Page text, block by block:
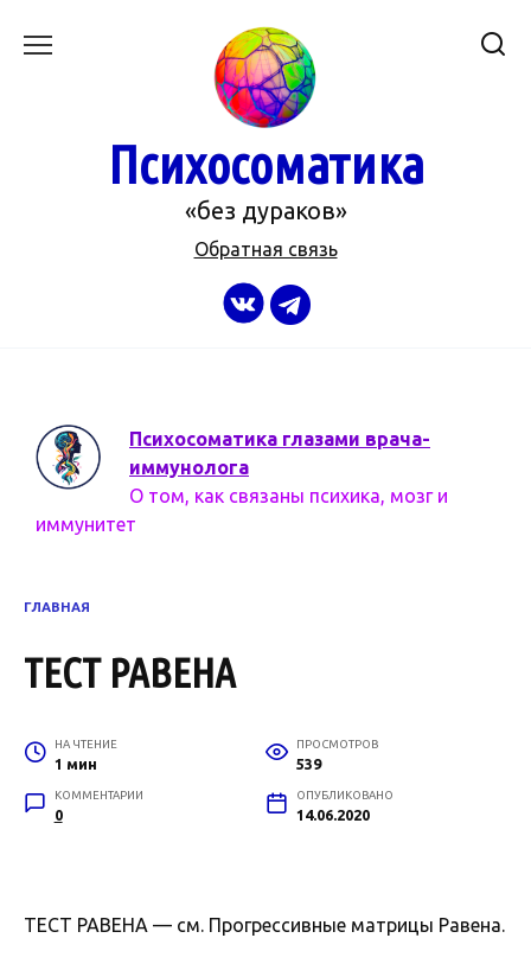
Психосоматика
«без дураков»
Обратная связь
Психосоматика глазами врача-
иммунолога
О том, как связаны психика, мозг и
иммунитет
ГЛАВНАЯ
ТЕСТ РАВЕНА
НА ЧТЕНИЕ
1 мин
ПРОСМОТРОВ
539
КОММЕНТАРИИ
0
ОПУБЛИКОВАНО
14.06.2020
ТЕСТ РАВЕНА — см. Прогрессивные матрицы Равена.